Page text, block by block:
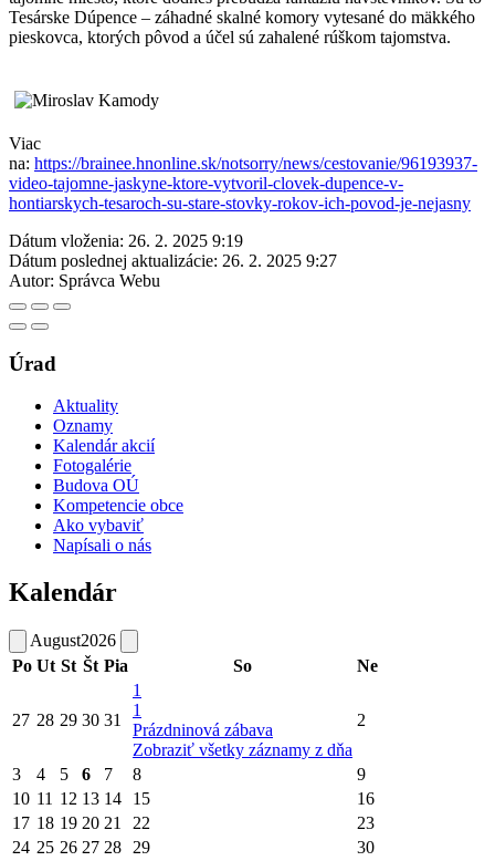
Tesárske Dúpence – záhadné skalné komory vytesané do mäkkého
pieskovca, ktorých pôvod a účel sú zahalené rúškom tajomstva.
Viac
na: https://brainee.hnonline.sk/notsorry/news/cestovanie/96193937-
video-tajomne-jaskyne-ktore-vytvoril-clovek-dupence-v-
hontiarskych-tesaroch-su-stare-stovky-rokov-ich-povod-je-nejasny
Dátum vloženia: 26. 2. 2025 9:19
Dátum poslednej aktualizácie: 26. 2. 2025 9:27
Autor: Správca Webu
Úrad
Aktuality
Oznamy
Kalendár akcií
Fotogalérie
Budova OÚ
Kompetencie obce
Ako vybaviť
Napísali o nás
Kalendár
August2026
Po Ut St Št Pia So Ne
27 28 29 30 31
1
1
Prázdninová zábava
Zobraziť všetky záznamy z dňa
2
3 4 5 6 7 8
9
10 11 12 13 14 15
16
17 18 19 20 21 22
23
24 25 26 27 28 29 30